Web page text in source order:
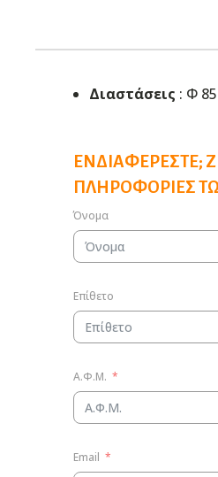
Διαστάσεις : Φ
ΕΝΔΙΑΦΈΡΕΣΤΕ;
ΠΛΗΡΟΦΟΡΊΕΣ
Όνομα
Επίθετο
Α.Φ.Μ.
Email